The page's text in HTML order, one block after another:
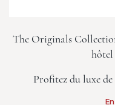
The Originals
hôtel
Profitez du luxe de